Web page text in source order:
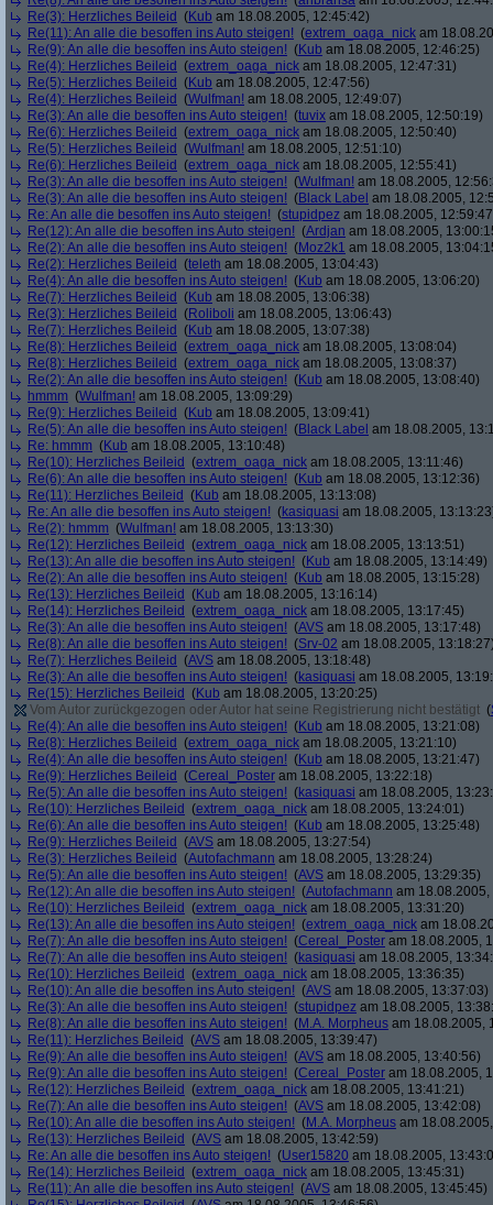
Re(3): Herzliches Beileid (Kub am 18.08.2005, 12:45:42)
Re(11): An alle die besoffen ins Auto steigen! (extrem_oaga_nick am
Re(9): An alle die besoffen ins Auto steigen! (Kub am 18.08.2005, 12:46:25)
Re(4): Herzliches Beileid (extrem_oaga_nick am 18.08.2005, 12:47:31)
Re(5): Herzliches Beileid (Kub am 18.08.2005, 12:47:56)
Re(4): Herzliches Beileid (Wulfman! am 18.08.2005, 12:49:07)
Re(3): An alle die besoffen ins Auto steigen! (tuvix am 18.08.2005, 12:50:19)
Re(6): Herzliches Beileid (extrem_oaga_nick am 18.08.2005, 12:50:40)
Re(5): Herzliches Beileid (Wulfman! am 18.08.2005, 12:51:10)
Re(6): Herzliches Beileid (extrem_oaga_nick am 18.08.2005, 12:55:41)
Re(3): An alle die besoffen ins Auto steigen! (Wulfman! am 18.08.2005,
Re(3): An alle die besoffen ins Auto steigen! (Black Label am 18.08.2005,
Re: An alle die besoffen ins Auto steigen! (stupidpez am 18.08.2005,
Re(12): An alle die besoffen ins Auto steigen! (Ardjan am 18.08.2005,
Re(2): An alle die besoffen ins Auto steigen! (Moz2k1 am 18.08.2005,
Re(2): Herzliches Beileid (teleth am 18.08.2005, 13:04:43)
Re(4): An alle die besoffen ins Auto steigen! (Kub am 18.08.2005, 13:06:20)
Re(7): Herzliches Beileid (Kub am 18.08.2005, 13:06:38)
Re(3): Herzliches Beileid (Roliboli am 18.08.2005, 13:06:43)
Re(7): Herzliches Beileid (Kub am 18.08.2005, 13:07:38)
Re(8): Herzliches Beileid (extrem_oaga_nick am 18.08.2005, 13:08:04)
Re(8): Herzliches Beileid (extrem_oaga_nick am 18.08.2005, 13:08:37)
Re(2): An alle die besoffen ins Auto steigen! (Kub am 18.08.2005, 13:08:40)
hmmm (Wulfman! am 18.08.2005, 13:09:29)
Re(9): Herzliches Beileid (Kub am 18.08.2005, 13:09:41)
Re(5): An alle die besoffen ins Auto steigen! (Black Label am 18.08.2005,
Re: hmmm (Kub am 18.08.2005, 13:10:48)
Re(10): Herzliches Beileid (extrem_oaga_nick am 18.08.2005, 13:11:46)
Re(6): An alle die besoffen ins Auto steigen! (Kub am 18.08.2005, 13:12:36)
Re(11): Herzliches Beileid (Kub am 18.08.2005, 13:13:08)
Re: An alle die besoffen ins Auto steigen! (kasiquasi am 18.08.2005,
Re(2): hmmm (Wulfman! am 18.08.2005, 13:13:30)
Re(12): Herzliches Beileid (extrem_oaga_nick am 18.08.2005, 13:13:51)
Re(13): An alle die besoffen ins Auto steigen! (Kub am 18.08.2005, 13:14:49)
Re(2): An alle die besoffen ins Auto steigen! (Kub am 18.08.2005, 13:15:28)
Re(13): Herzliches Beileid (Kub am 18.08.2005, 13:16:14)
Re(14): Herzliches Beileid (extrem_oaga_nick am 18.08.2005, 13:17:45)
Re(3): An alle die besoffen ins Auto steigen! (AVS am 18.08.2005, 13:17:48)
Re(8): An alle die besoffen ins Auto steigen! (Srv-02 am 18.08.2005,
Re(7): Herzliches Beileid (AVS am 18.08.2005, 13:18:48)
Re(3): An alle die besoffen ins Auto steigen! (kasiquasi am 18.08.2005,
Re(15): Herzliches Beileid (Kub am 18.08.2005, 13:20:25)
Vom Autor zurückgezogen oder Autor hat seine Registrierung nicht bestätigt (
Re(4): An alle die besoffen ins Auto steigen! (Kub am 18.08.2005, 13:21:08)
Re(8): Herzliches Beileid (extrem_oaga_nick am 18.08.2005, 13:21:10)
Re(4): An alle die besoffen ins Auto steigen! (Kub am 18.08.2005, 13:21:47)
Re(9): Herzliches Beileid (Cereal_Poster am 18.08.2005, 13:22:18)
Re(5): An alle die besoffen ins Auto steigen! (kasiquasi am 18.08.2005,
Re(10): Herzliches Beileid (extrem_oaga_nick am 18.08.2005, 13:24:01)
Re(6): An alle die besoffen ins Auto steigen! (Kub am 18.08.2005, 13:25:48)
Re(9): Herzliches Beileid (AVS am 18.08.2005, 13:27:54)
Re(3): Herzliches Beileid (Autofachmann am 18.08.2005, 13:28:24)
Re(5): An alle die besoffen ins Auto steigen! (AVS am 18.08.2005, 13:29:35)
Re(12): An alle die besoffen ins Auto steigen! (Autofachmann am
Re(10): Herzliches Beileid (extrem_oaga_nick am 18.08.2005, 13:31:20)
Re(13): An alle die besoffen ins Auto steigen! (extrem_oaga_nick am
Re(7): An alle die besoffen ins Auto steigen! (Cereal_Poster am 18.08.2005,
Re(7): An alle die besoffen ins Auto steigen! (kasiquasi am 18.08.2005,
Re(10): Herzliches Beileid (extrem_oaga_nick am 18.08.2005, 13:36:35)
Re(10): An alle die besoffen ins Auto steigen! (AVS am 18.08.2005, 13:37:03)
Re(3): An alle die besoffen ins Auto steigen! (stupidpez am 18.08.2005,
Re(8): An alle die besoffen ins Auto steigen! (M.A. Morpheus am 18.08.2005,
Re(11): Herzliches Beileid (AVS am 18.08.2005, 13:39:47)
Re(9): An alle die besoffen ins Auto steigen! (AVS am 18.08.2005, 13:40:56)
Re(9): An alle die besoffen ins Auto steigen! (Cereal_Poster am 18.08.2005,
Re(12): Herzliches Beileid (extrem_oaga_nick am 18.08.2005, 13:41:21)
Re(7): An alle die besoffen ins Auto steigen! (AVS am 18.08.2005, 13:42:08)
Re(10): An alle die besoffen ins Auto steigen! (M.A. Morpheus am
Re(13): Herzliches Beileid (AVS am 18.08.2005, 13:42:59)
Re: An alle die besoffen ins Auto steigen! (User15820 am 18.08.2005,
Re(14): Herzliches Beileid (extrem_oaga_nick am 18.08.2005, 13:45:31)
Re(11): An alle die besoffen ins Auto steigen! (AVS am 18.08.2005, 13:45:45)